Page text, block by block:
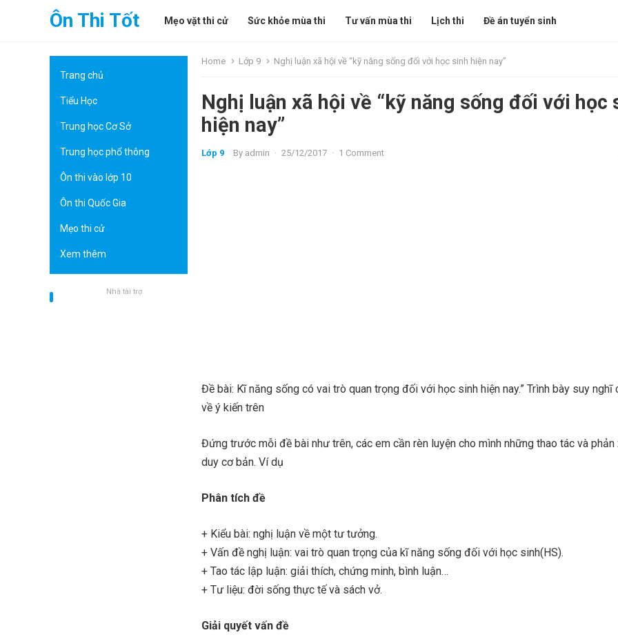
Ôn Thi Tốt Mẹo vặt thi cử Sức khỏe mùa thi Tư vấn mùa thi Lịch thi Đề án tuyển sinh
Trang chủ
Tiểu Học
Trung học Cơ Sở
Trung học phổ thông
Ôn thi vào lớp 10
Ôn thi Quốc Gia
Mẹo thi cử
Xem thêm
Nhà tài trợ
Home Lớp 9 Nghị luận xã hội về “kỹ năng sống đối với học sinh hiện nay”
Nghị luận xã hội về “kỹ năng sống đối với học
hiện nay”
Lớp 9 By admin · 25/12/2017 · 1 Comment
Đề bài: Kĩ năng sống có vai trò quan trọng đối với học sinh hiện nay.” Trình bày suy nghĩ
về ý kiến trên
Đứng trước mỗi đề bài như trên, các em cần rèn luyện cho mình những thao tác và
duy cơ bản. Ví dụ
Phân tích đề
+ Kiểu bài: nghị luận về một tư tưởng.
+ Vấn đề nghị luận: vai trò quan trọng của kĩ năng sống đối với học sinh(HS).
+ Tao tác lập luận: giải thích, chứng minh, bình luận…
+ Tư liệu: đời sống thực tế và sách vở.
Giải quyết vấn đề